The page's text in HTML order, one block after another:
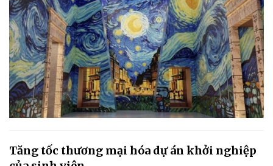
Tăng tốc thương mại hóa dự án khởi nghiệp